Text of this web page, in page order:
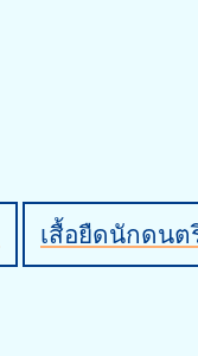
เสื้อยืดนักดนต